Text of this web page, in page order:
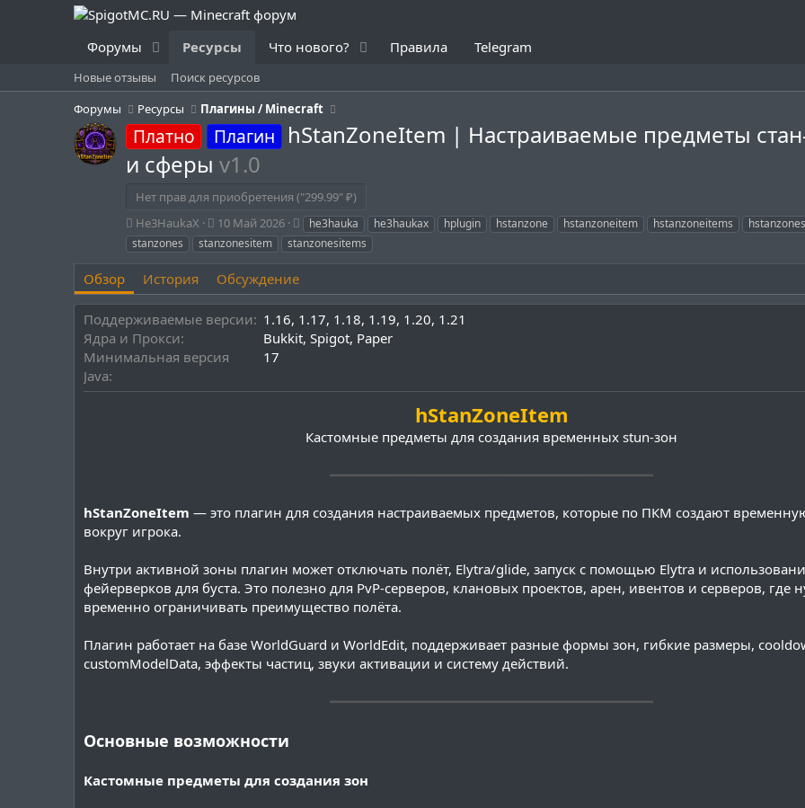
Форумы Ресурсы Что нового? Правила Telegram
Новые отзывы
Поиск ресурсов
Форумы
Ресурсы Плагины / Minecraft
Платно Плагин
hStanZoneItem | Настраиваемые предметы
и сферы v1.0
Нет прав для приобретения ("299.99" ₽)
А
в
т
He3HaukaX
Д
а
т
с
о
з
а
10 Май 2026
Т
е
г
he3hauka he3haukax hplugin hstanzone hstanzoneitem hstanzoneitems
hstanzones
stanzones
stanzonesitem stanzonesitems
Обзор История Обсуждение
Поддерживаемые версии 1.16 1.17 1.18 1.19 1.20 1.21
Ядра и Прокси
Bukkit Spigot Paper
Минимальная версия
Java
17
hStanZoneItem
Кастомные предметы для создания временных stun-зон
━━━━━━━━━━━━━━━━━━━━━━━━━━━━━━━━━━━━━━━━
hStanZoneItem — это плагин для создания настраиваемых предметов, которые по ПКМ создают
вокруг игрока.
Внутри активной зоны плагин может отключать полёт, Elytra/glide, запуск с помощью Elytra и
фейерверков для буста. Это полезно для PvP-серверов, клановых проектов, арен, ивентов и серверов, где
временно ограничивать преимущество полёта.
Плагин работает на базе WorldGuard и WorldEdit, поддерживает разные формы зон, гибкие размеры,
customModelData, эффекты частиц, звуки активации и систему действий.
━━━━━━━━━━━━━━━━━━━━━━━━━━━━━━━━━━━━━━━━
Основные возможности
Кастомные предметы для создания зон